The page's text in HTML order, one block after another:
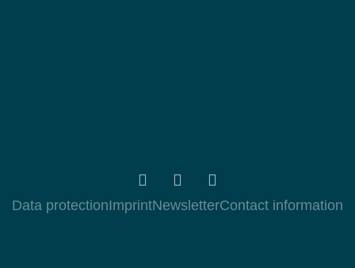
Data protectionImprintNewsletterContact information